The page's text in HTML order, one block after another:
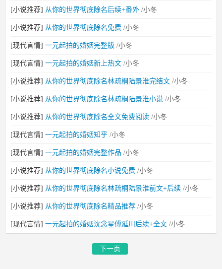
[小说推荐] 从你的世界彻底除名后续+番外 /小冬
[小说推荐] 从你的世界彻底除名免费 /小冬
[现代言情] 一元起拍的婚姻完整版 /小冬
[现代言情] 一元起拍的婚姻新上热文 /小冬
[小说推荐] 从你的世界彻底除名林疏桐陆景淮完结文 /小冬
[小说推荐] 从你的世界彻底除名林疏桐陆景淮小说 /小冬
[小说推荐] 从你的世界彻底除名全文免费阅读 /小冬
[现代言情] 一元起拍的婚姻知乎 /小冬
[现代言情] 一元起拍的婚姻完整作品 /小冬
[小说推荐] 从你的世界彻底除名小说免费 /小冬
[小说推荐] 从你的世界彻底除名林疏桐陆景淮前文+后续 /小冬
[小说推荐] 从你的世界彻底除名精品推荐 /小冬
[现代言情] 一元起拍的婚姻沈念星傅延川后续+全文 /小冬
下一页